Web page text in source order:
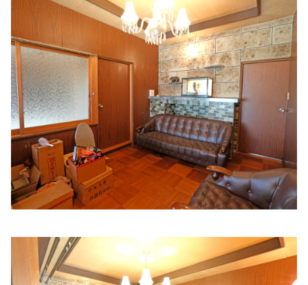
虎谷医院
住所:
和歌山県和歌山市東高松２丁目９−２０ 虎谷医院 マッ
プで見る
角田医院
和歌山県和歌山市田尻１２５−３ 角田医院
マップで見
る
宮本医院
住所:和歌山県和歌山市西高松１丁目５−３６ マップで見る
大河内医院
住所: 和歌山県和歌山市中島４２９−１ マップで見る
太田内科医院
住所:和歌山県和歌山市山吹丁３４ マップで見る
医療法人 田村病院
住所:和歌山県和歌山市小倉６４５ 田村病院 マップで見る
喜多クリニック